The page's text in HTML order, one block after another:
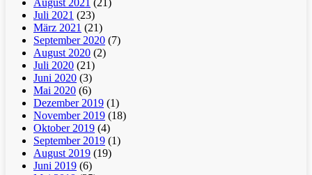
August 2021 (21)
Juli 2021 (23)
März 2021 (21)
September 2020 (7)
August 2020 (2)
Juli 2020 (21)
Juni 2020 (3)
Mai 2020 (6)
Dezember 2019 (1)
November 2019 (18)
Oktober 2019 (4)
September 2019 (1)
August 2019 (19)
Juni 2019 (6)